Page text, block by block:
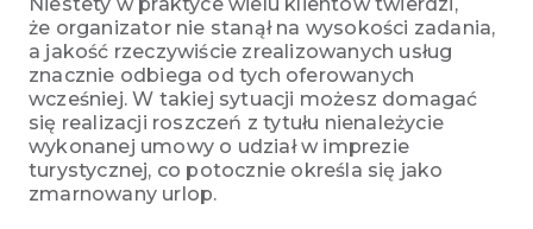
że organizator nie stanął na wysokości zadania,
a jakość rzeczywiście zrealizowanych usług
znacznie odbiega od tych oferowanych
wcześniej. W takiej sytuacji możesz domagać
się realizacji roszczeń z tytułu nienależycie
wykonanej umowy o udział w imprezie
turystycznej, co potocznie określa się jako
zmarnowany urlop.